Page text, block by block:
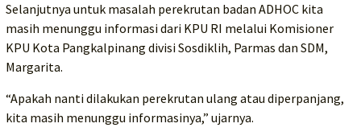
Selanjutnya untuk masalah perekrutan badan ADHOC kita
masih menunggu informasi dari KPU RI melalui Komisioner
KPU Kota Pangkalpinang divisi Sosdiklih, Parmas dan SDM,
Margarita.
“Apakah nanti dilakukan perekrutan ulang atau diperpanjang,
kita masih menunggu informasinya,” ujarnya.